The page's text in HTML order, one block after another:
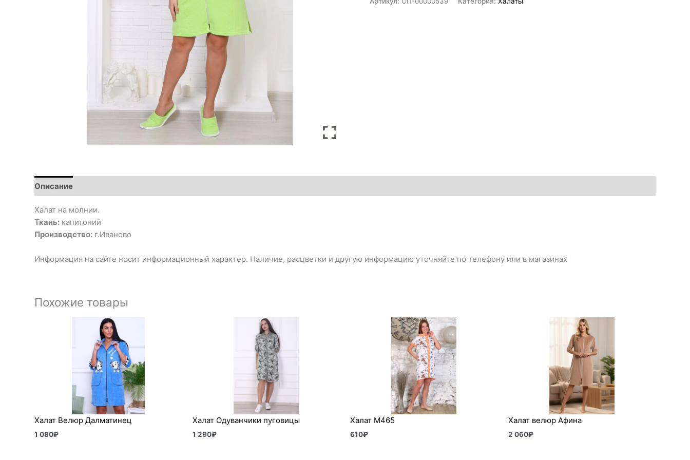
Описание
Халат на молнии.
Ткань: капитоний
Производство: г.Иваново
Информация на сайте носит информационный характер. Наличие, расцветки и другую информацию уточняйте по телефону или в магазинах
Похожие товары
Халат Велюр Далматинец
1 080₽
Халат Одуванчики пуговицы
1 290₽
Халат М465
610₽
Халат велюр Афина
2 060₽